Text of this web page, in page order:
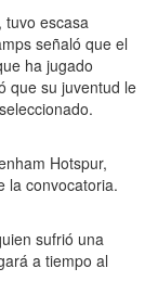
tuvo escasa
señaló que el
ha jugado
que su juventud le
Hotspur,
la convocatoria.
sufrió una
a tiempo al